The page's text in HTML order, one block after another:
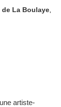
de La Boulaye
artiste-